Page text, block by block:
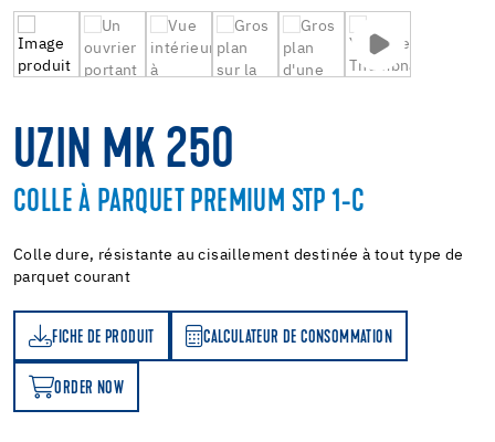
UZIN MK 250
COLLE À PARQUET PREMIUM STP 1-C
Colle dure, résistante au cisaillement destinée à tout type de
parquet courant
FICHE DE PRODUIT CALCULATEUR DE CONSOMMATION
DE CONSOMMATION
ORDER NOW